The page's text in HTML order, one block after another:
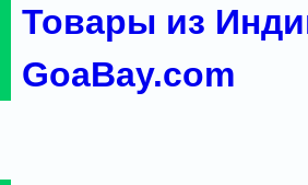
Товары из
GoaBay.com